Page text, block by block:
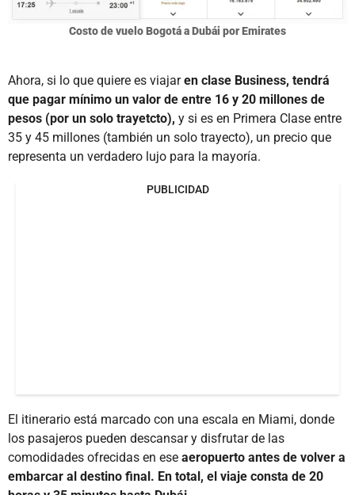
Costo de vuelo Bogotá a Dubái por Emirates
Ahora, si lo que quiere es viajaren clase Business, tendrá
que pagar mínimo un valor de entre 16 y 20 millones de
pesos (por un solo trayetcto), y si es en Primera Clase entre
35 y 45 millones (también un solo trayecto), un precio que
representa un verdadero lujo para la mayoría.
PUBLICIDAD
El itinerario está marcado con una escala en Miami, donde
los pasajeros pueden descansar y disfrutar de las
comodidades ofrecidas en ese aeropuerto antes de volver a
embarcar al destino final. En total, el viaje consta de 20